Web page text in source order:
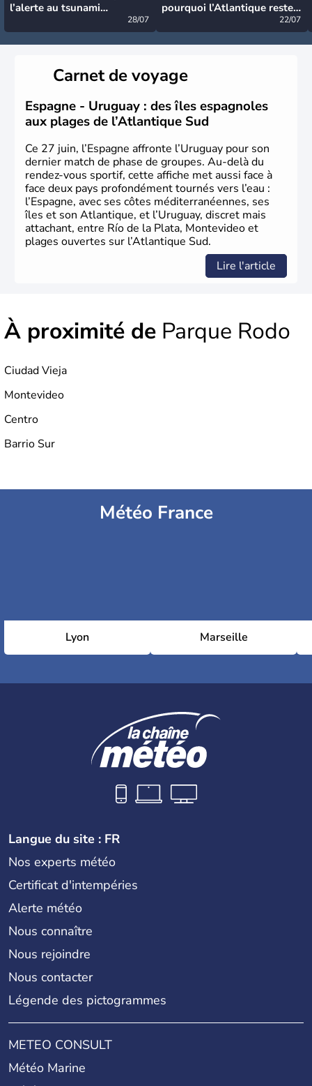
l’alerte au tsunami
28/07
pourquoi l’Atlantique reste
22/07
Carnet de voyage
Espagne - Uruguay : des îles espagnoles
aux plages de l’Atlantique Sud
Ce 27 juin, l’Espagne affronte l’Uruguay pour son
dernier match de phase de groupes. Au-delà du
rendez-vous sportif, cette affiche met aussi face à
face deux pays profondément tournés vers l’eau :
l’Espagne, avec ses côtes méditerranéennes, ses
îles et son Atlantique, et l’Uruguay, discret mais
attachant, entre Río de la Plata, Montevideo et
plages ouvertes sur l’Atlantique Sud.
Lire l'article
À proximité de Parque Rodo
Ciudad Vieja
Montevideo
Centro
Barrio Sur
Météo France
Lyon Marseille
Langue du site : FR
Nos experts météo
Certificat d'intempéries
Alerte météo
Nous connaître
Nous rejoindre
Nous contacter
Légende des pictogrammes
METEO CONSULT
Météo Marine